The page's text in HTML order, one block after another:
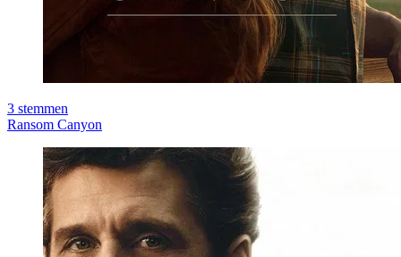
3 stemmen
Ransom Canyon